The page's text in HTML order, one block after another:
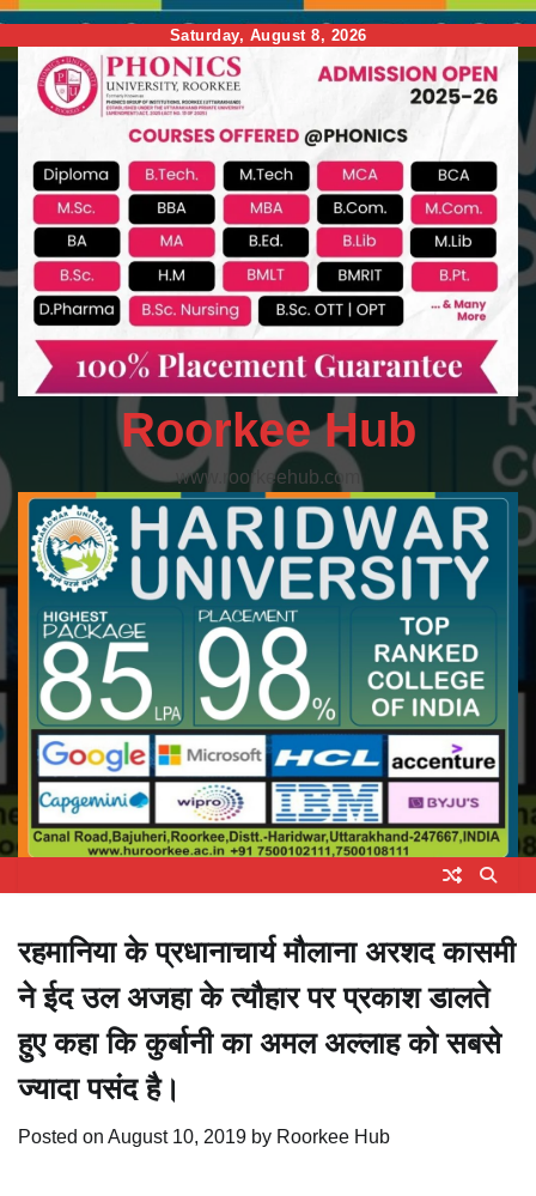
to
content
Saturday, August 8, 2026
Roorkee Hub
www.roorkeehub.com
रहमानिया के प्रधानाचार्य मौलाना अरशद कासमी
ने ईद उल अजहा के त्यौहार पर प्रकाश डालते
हुए कहा कि कुर्बानी का अमल अल्लाह को सबसे
ज्यादा पसंद है।
Posted on August 10, 2019 by Roorkee Hub